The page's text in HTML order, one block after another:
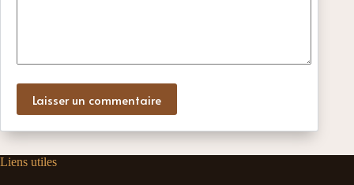
Laisser un commentaire
Liens utiles